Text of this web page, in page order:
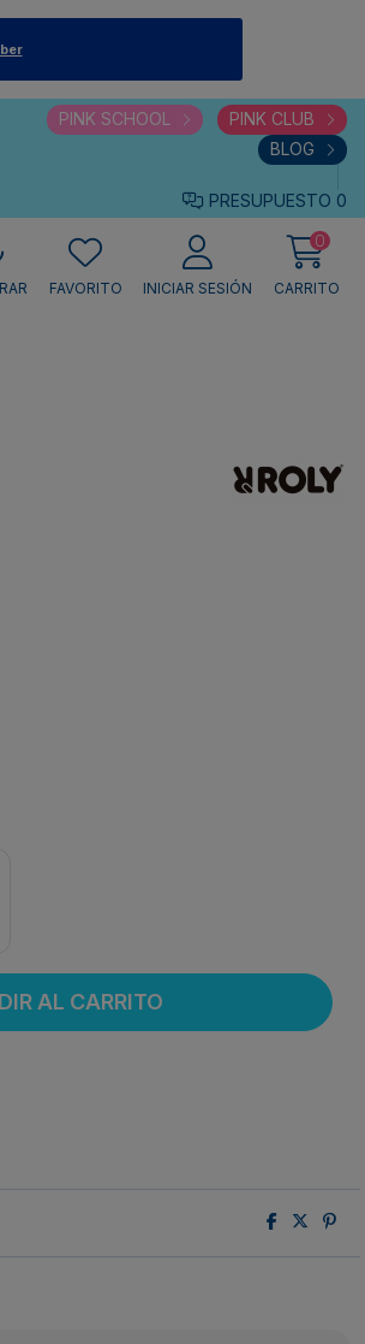
PINK SCHOOL
PINK CLUB
BLOG
PRESUPUESTO 0
FAVORITO INICIAR SESIÓN
0
CARRITO
AL CARRITO